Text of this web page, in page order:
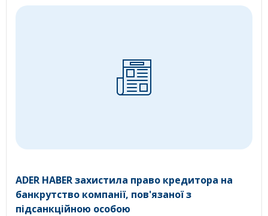
ADER HABER захистила право кредитора на
банкрутство компанії, пов'язаної з
підсанкційною особою